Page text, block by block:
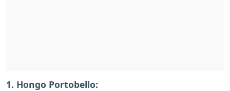
1. Hongo Portobello: